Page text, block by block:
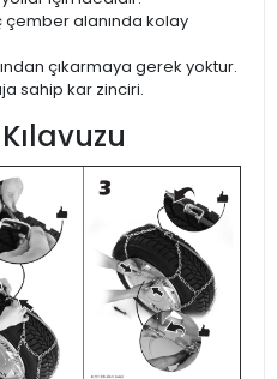
alanında kolay
çıkarmaya gerek yoktur.
sahip kar zinciri.